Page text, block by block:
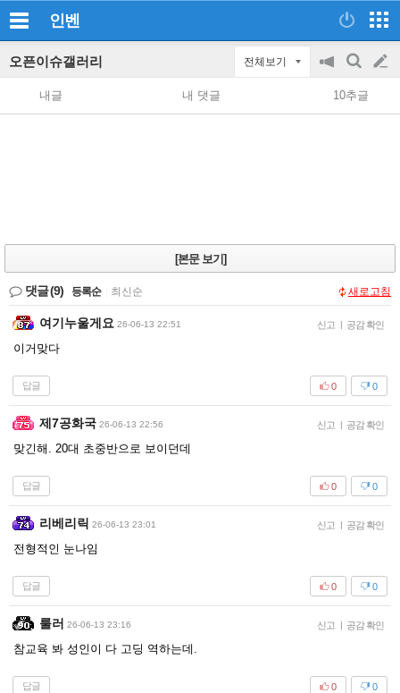
인벤
오픈이슈갤러리 전체보기
공
지
on/off
검
색
글
쓰
내글 내 댓글 10추글
[본문 보기]
댓글(9) 등록순 최신순 새로고침
여기누울게요 26-06-13 22:51 신고 | 공감 확인
이거맞다
답글 0
0
제7공화국 26-06-13 22:56 신고 | 공감 확인
맞긴해. 20대 초중반으로 보이던데
답글 0
0
리베리릭 26-06-13 23:01 신고 | 공감 확인
전형적인 눈나임
답글 0
0
룰러 26-06-13 23:16 신고 | 공감 확인
참교육 봐 성인이 다 고딩 역하는데.
답글 0
0